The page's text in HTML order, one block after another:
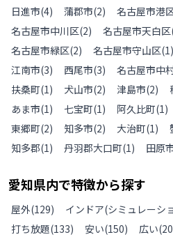
日進市(4) 蒲郡市(2) 名古屋市港
名古屋市中川区(2) 名古屋市天白区
名古屋市緑区(2) 名古屋市守山区(1)
江南市(3) 西尾市(3) 名古屋市中
扶桑町(1) 犬山市(2) 津島市(2)
あま市(1) 七宝町(1) 阿久比町(1)
東郷町(2) 知多市(2) 大治町(1)
知多郡(1) 丹羽郡大口町(1) 田原
愛知県内で特徴から探す
屋外(129) インドア(シミュレーシ
打ち放題(133) 安い(150) 広い